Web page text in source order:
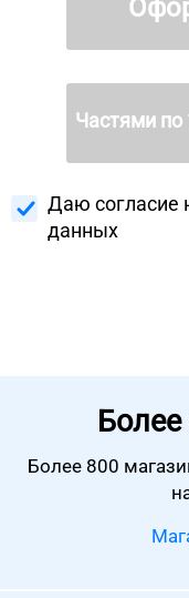
Частями по
Даю согласие
данных
Более
Более 800